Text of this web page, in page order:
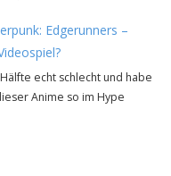
Edgerunners –
echt schlecht und habe
Anime so im Hype